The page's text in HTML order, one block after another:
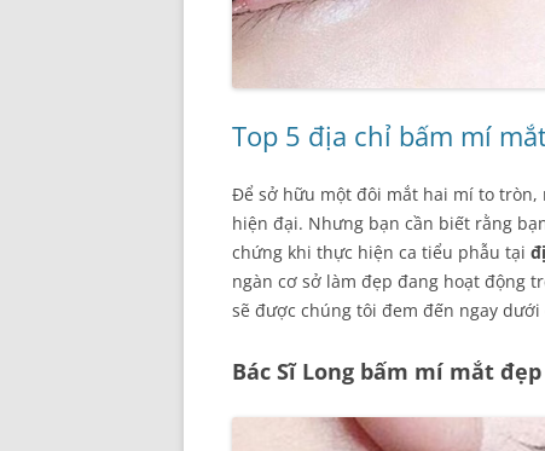
Top 5 địa chỉ bấm mí
Để sở hữu một đôi mắt hai mí to
hiện đại. Nhưng bạn cần biết rằng
chứng khi thực hiện ca tiểu phẫu tại
ngàn cơ sở làm đẹp đang hoạt động
sẽ được chúng tôi đem đến ngay dưới
Bác Sĩ Long bấm mí mắt